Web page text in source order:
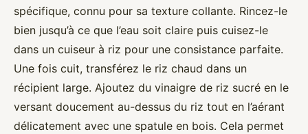
spécifique, connu pour sa texture collante. Rincez-le
bien jusqu’à ce que l’eau soit claire puis cuisez-le
dans un cuiseur à riz pour une consistance parfaite.
Une fois cuit, transférez le riz chaud dans un
récipient large. Ajoutez du vinaigre de riz sucré en le
versant doucement au-dessus du riz tout en l’aérant
délicatement avec une spatule en bois. Cela permet